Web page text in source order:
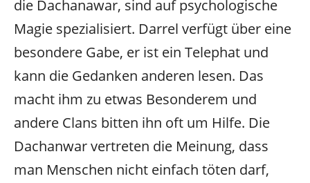
die Dachanawar, sind auf psychologische
Magie spezialisiert. Darrel verfügt über eine
besondere Gabe, er ist ein Telephat und
kann die Gedanken anderen lesen. Das
macht ihm zu etwas Besonderem und
andere Clans bitten ihn oft um Hilfe. Die
Dachanwar vertreten die Meinung, dass
man Menschen nicht einfach töten darf,